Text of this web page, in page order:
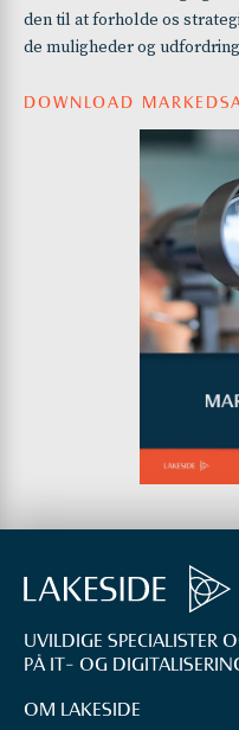
den til at forholde os
de muligheder og
DOWNLOAD
UVILDIGE SPECIALISTER
PÅ IT- OG
OM LAKESIDE